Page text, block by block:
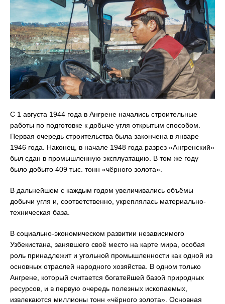
С 1 августа 1944 года в Ангрене начались строительные
работы по подготовке к добыче угля открытым способом.
Первая очередь строительства была закончена в январе
1946 года. Наконец, в начале 1948 года разрез «Ангренский»
был сдан в промышленную эксплуатацию. В том же году
было добыто 409 тыс. тонн «чёрного золота».
В дальнейшем с каждым годом увеличивались объёмы
добычи угля и, соответственно, укреплялась материально-
техническая база.
В социально-экономическом развитии независимого
Узбекистана, занявшего своё место на карте мира, особая
роль принадлежит и угольной промышленности как одной из
основных отраслей народного хозяйства. В одном только
Ангрене, который считается богатейшей базой природных
ресурсов, и в первую очередь полезных ископаемых,
извлекаются миллионы тонн «чёрного золота». Основная